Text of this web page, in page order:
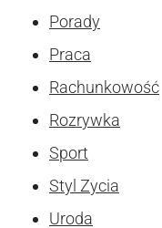
Porady
Praca
Rachunkowość
Rozrywka
Sport
Styl Zycia
Uroda